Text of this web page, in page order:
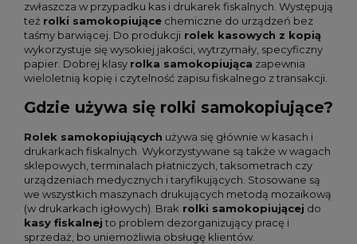
zwłaszcza w przypadku kas i drukarek fiskalnych. Występują
też rolki samokopiujące chemiczne do urządzeń bez
taśmy barwiącej. Do produkcji rolek kasowych z kopią
wykorzystuje się wysokiej jakości, wytrzymały, specyficzny
papier. Dobrej klasy rolka samokopiująca zapewnia
wieloletnią kopię i czytelność zapisu fiskalnego z transakcji.
Gdzie używa się rolki samokopiujące?
Rolek samokopiujących używa się głównie w kasach i
drukarkach fiskalnych. Wykorzystywane są także w wagach
sklepowych, terminalach płatniczych, taksometrach czy
urządzeniach medycznych i taryfikujących. Stosowane są
we wszystkich maszynach drukujących metodą mozaikową
(w drukarkach igłowych). Brak rolki samokopiującej do
kasy fiskalnej to problem dezorganizujący pracę i
sprzedaż, bo uniemożliwia obsługę klientów.